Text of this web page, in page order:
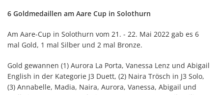
6 Goldmedaillen am Aare Cup in Solothurn
Am Aare-Cup in Solothurn vom 21. - 22. Mai 2022 gab es 6
mal Gold, 1 mal Silber und 2 mal Bronze.
Gold gewannen (1) Aurora La Porta, Vanessa Lenz und Abigail
English in der Kategorie J3 Duett, (2) Naira Trösch in J3 Solo,
(3) Annabelle, Madia, Naira, Aurora, Vanessa, Abigail und